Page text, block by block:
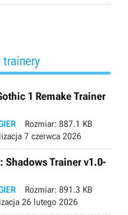
trainery
1 Remake Trainer
Rozmiar: 887.1 KB
7 czerwca 2026
Shadows Trainer v1.0-
Rozmiar: 891.3 KB
26 lutego 2026